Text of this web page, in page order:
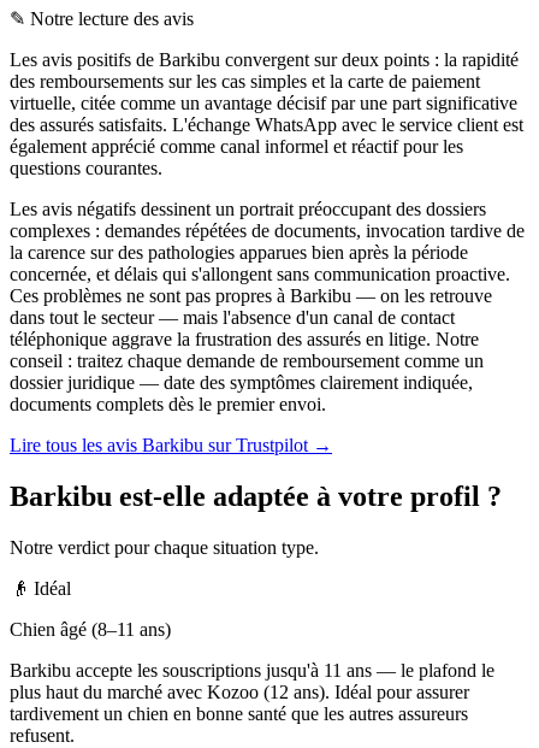
✎ Notre lecture des avis
Les avis positifs de Barkibu convergent sur deux points : la rapidité
des remboursements sur les cas simples et la carte de paiement
virtuelle, citée comme un avantage décisif par une part significative
des assurés satisfaits. L'échange WhatsApp avec le service client est
également apprécié comme canal informel et réactif pour les
questions courantes.
Les avis négatifs dessinent un portrait préoccupant des dossiers
complexes : demandes répétées de documents, invocation tardive de
la carence sur des pathologies apparues bien après la période
concernée, et délais qui s'allongent sans communication proactive.
Ces problèmes ne sont pas propres à Barkibu — on les retrouve
dans tout le secteur — mais l'absence d'un canal de contact
téléphonique aggrave la frustration des assurés en litige. Notre
conseil : traitez chaque demande de remboursement comme un
dossier juridique — date des symptômes clairement indiquée,
documents complets dès le premier envoi.
Lire tous les avis Barkibu sur Trustpilot →
Barkibu est-elle adaptée à votre profil ?
Notre verdict pour chaque situation type.
👴 Idéal
Chien âgé (8–11 ans)
Barkibu accepte les souscriptions jusqu'à 11 ans — le plafond le
plus haut du marché avec Kozoo (12 ans). Idéal pour assurer
tardivement un chien en bonne santé que les autres assureurs
refusent.